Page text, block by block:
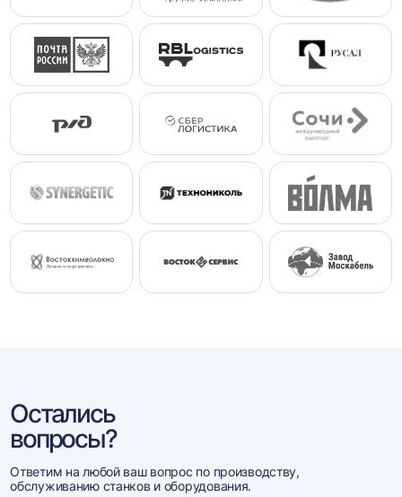
Остались
вопросы?
Ответим на любой ваш вопрос по производству,
обслуживанию станков и оборудования.